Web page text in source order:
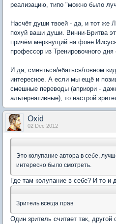
реализацию, типо "можно было
Насчёт души твоей - да, и тот же
похуй ваши души. Винни-Бритва
причём меркнущий на фоне
профессор из Тренировочного
И да, смеяться/ебаться/говном
интересное. А если мы ещё и
смешные переводы (априори -
альтернативные), то настрой
Oxid
02 Dec 2012
Это колупание автора в себе,
интересно было смотреть.
Где там колупание в себе? И то и
Зритель всегда прав
Один зритель считает так, другой